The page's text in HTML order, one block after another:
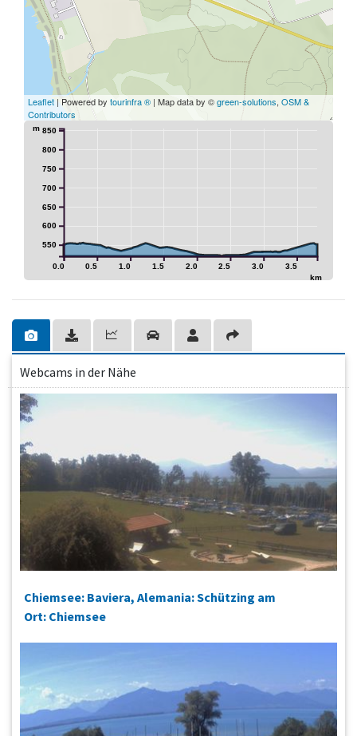
Leaflet | Powered by tourinfra ® | Map data by ©green-solutions, OSM &
Contributors
0.0 0.5 1.0 1.5 2.0 2.5 3.0 3.5
km
550
600
650
700
750
800
850
m
Webcams in der Nähe
Chiemsee: Baviera, Alemania: Schützing am
Ort: Chiemsee